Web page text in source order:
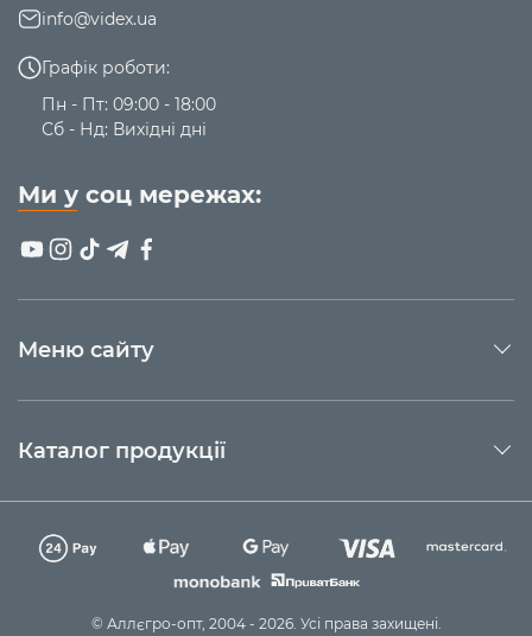
Меню сайту
Каталог продукції
info@videx.ua
Графік роботи:
Пн - Пт: 09:00 - 18:00
Сб - Нд: Вихідні дні
Ми у соц мережах:
© Аллєгро-опт, 2004 - 2026. Усі права захищені.